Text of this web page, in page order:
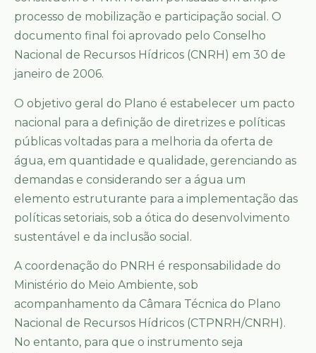
processo de mobilização e participação social. O
documento final foi aprovado pelo Conselho
Nacional de Recursos Hídricos (CNRH) em 30 de
janeiro de 2006.
O objetivo geral do Plano é estabelecer um pacto
nacional para a definição de diretrizes e políticas
públicas voltadas para a melhoria da oferta de
água, em quantidade e qualidade, gerenciando as
demandas e considerando ser a água um
elemento estruturante para a implementação das
políticas setoriais, sob a ótica do desenvolvimento
sustentável e da inclusão social.
A coordenação do PNRH é responsabilidade do
Ministério do Meio Ambiente, sob
acompanhamento da Câmara Técnica do Plano
Nacional de Recursos Hídricos (CTPNRH/CNRH).
No entanto, para que o instrumento seja